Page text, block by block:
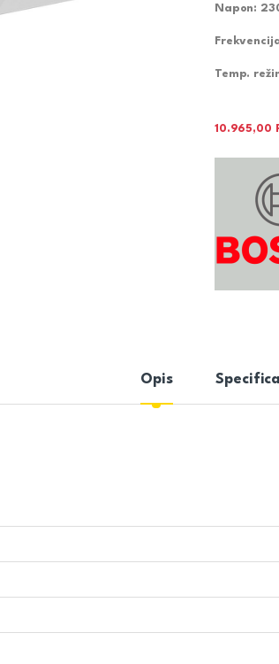
Napon:
Temp.
10.965,00
Opis